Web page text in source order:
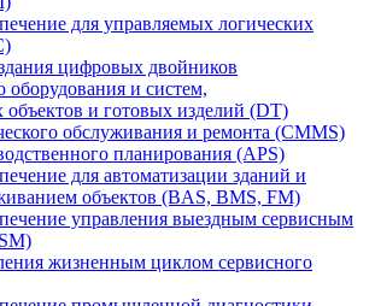
для управляемых логических
цифровых двойников
оборудования и систем,
и готовых изделий (DT)
обслуживания и ремонта (CMMS)
планирования (APS)
для автоматизации зданий и
объектов (BAS, BMS, FM)
управления выездным сервисным
жизненным циклом сервисного